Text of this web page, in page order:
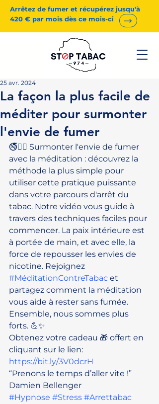
Arrêtez de fumer et récupérez jusqu'à
420 € par mois dès ce mois-ci
La façon la plus facile de
méditer pour surmonter
l'envie de fumer
25 avr. 2024
🚭🧘‍♂️ Surmonter l'envie de fumer
avec la méditation : découvrez la
méthode la plus simple pour
utiliser cette pratique puissante
dans votre parcours d'arrêt du
tabac. Notre vidéo vous guide à
travers des techniques faciles pour
commencer. La paix intérieure est
à portée de main, et avec elle, la
force de repousser les envies de
nicotine. Rejoignez
#MéditationContreTabac et
partagez comment la méditation
vous aide à rester sans fumée.
Ensemble, nous sommes plus
forts. 💪✨
Obtenez votre cadeau 🎁 offert en
cliquant sur le lien:
https://bit.ly/3V0dcrH
“Prenons le temps d’aller vite !”
Damien Bellenger
#Hypnose #Stress #Arrettabac